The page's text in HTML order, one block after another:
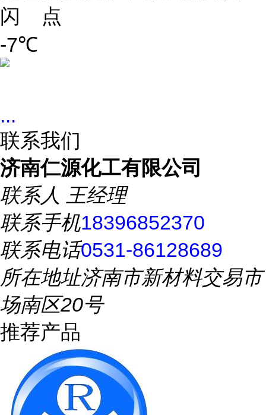
闪 点
-7℃
...
联系我们
济南仁源化工有限公司
联系人 王经理
联系手机18396852370
联系电话0531-86128689
所在地址济南市新材料交易市
场南区20号
推荐产品